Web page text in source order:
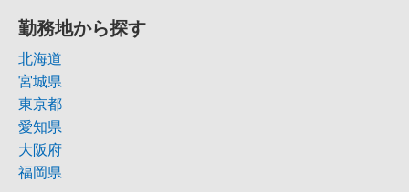
勤務地から探す
北海道
宮城県
東京都
愛知県
大阪府
福岡県